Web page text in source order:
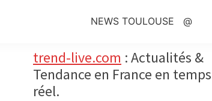
NEWS TOULOUSE @
Primary
Sidebar
trend-live.com : Actualités &
Tendance en France en temps
réel.